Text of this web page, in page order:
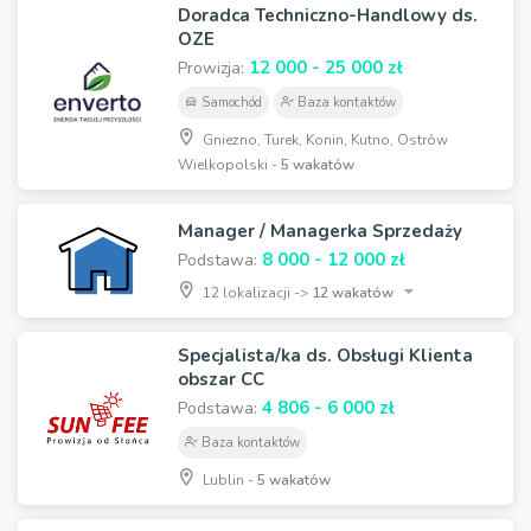
Doradca Techniczno-Handlowy ds.
OZE
Prowizja: 12 000 - 25 000 zł
Samochód Baza kontaktów
Gniezno, Turek, Konin, Kutno, Ostrów
Wielkopolski -5 wakatów
Manager / Managerka Sprzedaży
Podstawa: 8 000 - 12 000 zł
12 lokalizacji -> 12 wakatów
Specjalista/ka ds. Obsługi Klienta
obszar CC
Podstawa: 4 806 - 6 000 zł
Baza kontaktów
Lublin -5 wakatów